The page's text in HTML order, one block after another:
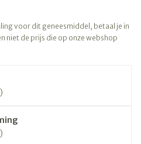
voor dit geneesmiddel, betaal je in
niet de prijs die op onze webshop